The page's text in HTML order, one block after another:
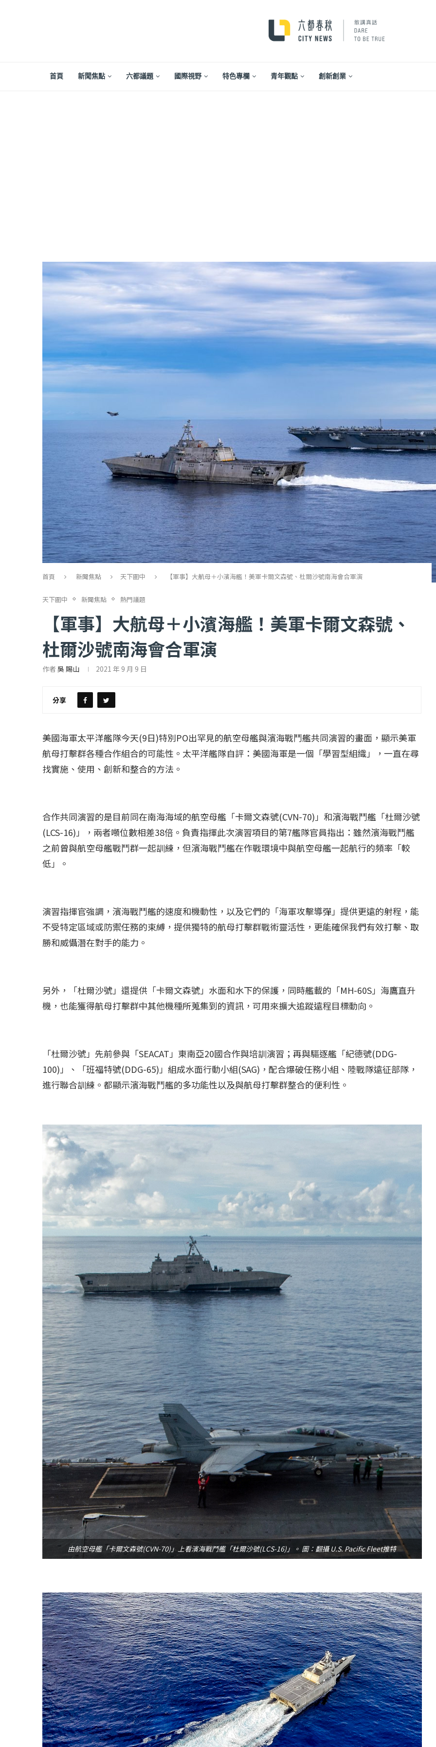
首頁 新聞焦點 六都議題 國際視野 特色專欄 青年觀點 創新創業
首頁 新聞焦點 天下圍中 【軍事】大航母＋小濱海艦！美軍卡爾文森號、杜爾沙號南海會合軍演
天下圍中 新聞焦點 熱門議題
【軍事】大航母＋小濱海艦！美軍卡爾文森號、
杜爾沙號南海會合軍演
作者 吳 賜山 2021 年 9 月 9 日
分享
美國海軍太平洋艦隊今天(9日)特別PO出罕見的航空母艦與濱海戰鬥艦共同演習的畫面，顯示美軍
航母打擊群各種合作組合的可能性。太平洋艦隊自評：美國海軍是一個「學習型組織」，一直在尋
找實施、使用、創新和整合的方法。
合作共同演習的是目前同在南海海域的航空母艦「卡爾文森號(CVN-70)」和濱海戰鬥艦「杜爾沙號
(LCS-16)」，兩者噸位數相差38倍。負責指揮此次演習項目的第7艦隊官員指出：雖然濱海戰鬥艦
之前曾與航空母艦戰鬥群一起訓練，但濱海戰鬥艦在作戰環境中與航空母艦一起航行的頻率「較
低」。
演習指揮官強調，濱海戰鬥艦的速度和機動性，以及它們的「海軍攻擊導彈」提供更遠的射程，能
不受特定區域或防禦任務的束縛，提供獨特的航母打擊群戰術靈活性，更能確保我們有效打擊、取
勝和威懾潛在對手的能力。
另外，「杜爾沙號」還提供「卡爾文森號」水面和水下的保護，同時艦載的「MH-60S」海鷹直升
機，也能獲得航母打擊群中其他機種所蒐集到的資訊，可用來擴大追蹤遠程目標動向。
「杜爾沙號」先前參與「SEACAT」東南亞20國合作與培訓演習；再與驅逐艦「紀德號(DDG-
100)」、「班福特號(DDG-65)」組成水面行動小組(SAG)，配合爆破任務小組、陸戰隊遠征部隊，
進行聯合訓練。都顯示濱海戰鬥艦的多功能性以及與航母打擊群整合的便利性。
由航空母艦「卡爾文森號(CVN-70)」上看濱海戰鬥艦「杜爾沙號(LCS-16)」。 圖：翻攝 U.S. Pacific Fleet推特
2023 年 12 月 月 20 日 2023 年 11 月 月 25 日 2022 年 1 月 月 22 日